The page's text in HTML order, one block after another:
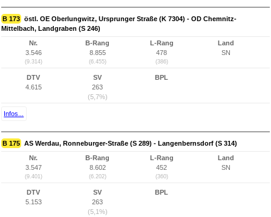
B 173 östl. OE Oberlungwitz, Ursprunger Straße (K 7304) - OD Chemnitz-
Mittelbach, Landgraben (S 246)
Nr.
3.546
(9.314)
B-Rang
8.855
(6.455)
L-Rang
478
(386)
Land
SN
DTV
4.615
SV
263
(5,7%)
BPL
Infos...
B 175 AS Werdau, Ronneburger-Straße (S 289) - Langenbernsdorf (S 314)
Nr.
3.547
(9.401)
B-Rang
8.602
(6.202)
L-Rang
452
(360)
Land
SN
DTV
5.153
SV
263
(5,1%)
BPL